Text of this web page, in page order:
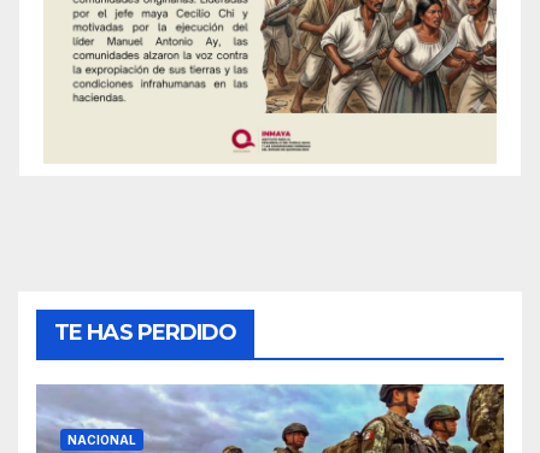
TE HAS PERDIDO
NACIONAL